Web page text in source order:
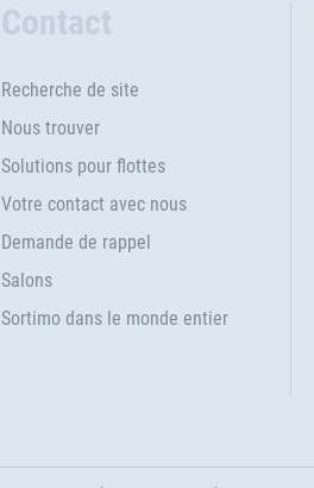
Contact
Recherche de site
Nous trouver
Solutions pour flottes
Votre contact avec nous
Demande de rappel
Salons
Sortimo dans le monde entier